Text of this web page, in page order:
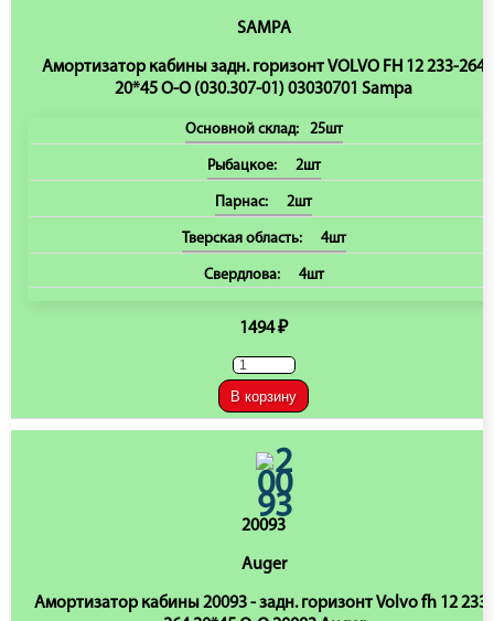
SAMPA
Амортизатор кабины задн. горизонт VOLVO FH 12 233-264
20*45 O-O (030.307-01) 03030701 Sampa
Основной склад: 25шт
Рыбацкое: 2шт
Парнас: 2шт
Тверская область: 4шт
Свердлова: 4шт
1494 ₽
В корзину
20093
Auger
Амортизатор кабины 20093 - задн. горизонт Volvo fh 12 233-